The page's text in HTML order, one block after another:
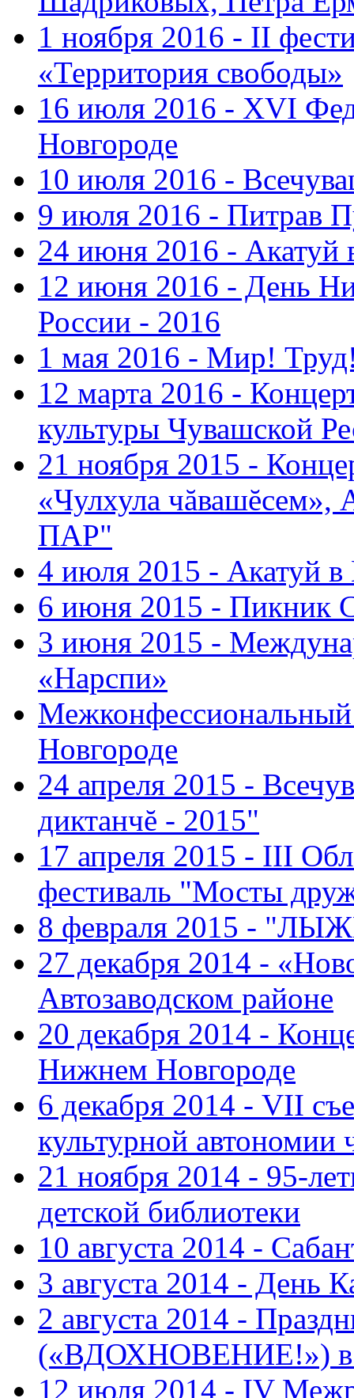
1 ноября 2016 - II
«Территория свободы»
16 июля 2016 - XVI
Новгороде
10 июля 2016 -
9 июля 2016 - Питрав
24 июня 2016 - Акатуй
12 июня 2016 - День
России - 2016
1 мая 2016 - Мир!
12 марта 2016 -
культуры Чувашской
21 ноября 2015 -
«Чулхула
ПАР"
4 июля 2015 - Акатуй
6 июня 2015 - Пикник
3 июня 2015 -
«Нарспи»
Новгороде
24 апреля 2015 -
диктанчĕ - 2015"
17 апреля 2015 - III
фестиваль "Мосты
8 февраля 2015 -
27 декабря 2014 -
Автозаводском районе
20 декабря 2014 -
Нижнем Новгороде
6 декабря 2014 - VII
культурной автономии
21 ноября 2014 - 95-
детской библиотеки
10 августа 2014 -
3 августа 2014 - День
2 августа 2014 -
(«ВДОХНОВЕНИЕ!») в
12 июля 2014 - IV